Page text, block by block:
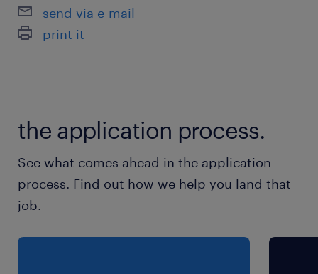
（6ヵ月経過後初年度10日）
15:10
残業
月平均10時間
交通費
send via e-mail
print it
the application process.
See what comes ahead in the application
process. Find out how we help you land that
job.